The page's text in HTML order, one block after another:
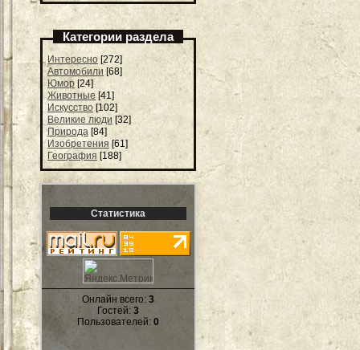
Категории раздела
Интересно [272]
Автомобили [68]
Юмор [24]
Животные [41]
Искусство [102]
Великие люди [32]
Природа [84]
Изобретения [61]
География [188]
Статистика
Онлайн всего: 3
Гостей: 3
Пользователей: 0